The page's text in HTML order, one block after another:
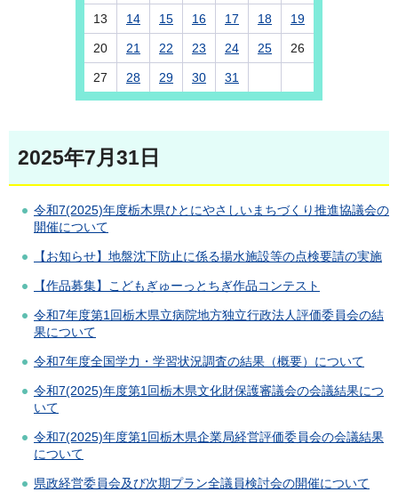
13 14 15 16 17 18 19
20 21 22 23 24 25 26
27 28 29 30 31
2025年7月31日
令和7(2025)年度栃木県ひとにやさしいまちづくり推進協議会の
開催について
【お知らせ】地盤沈下防止に係る揚水施設等の点検要請の実施
【作品募集】こどもぎゅーっとちぎ作品コンテスト
令和7年度第1回栃木県立病院地方独立行政法人評価委員会の結
果について
令和7年度全国学力・学習状況調査の結果（概要）について
令和7(2025)年度第1回栃木県文化財保護審議会の会議結果につ
いて
令和7(2025)年度第1回栃木県企業局経営評価委員会の会議結果
について
県政経営委員会及び次期プラン全議員検討会の開催について